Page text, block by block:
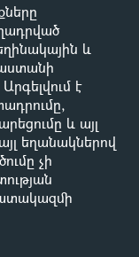
և
Արգելվում է
և այլ
եղանակներով
չի